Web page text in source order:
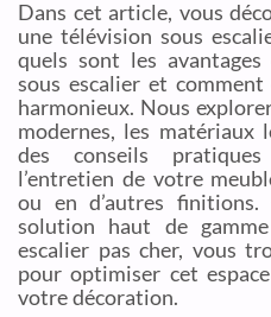
Dans cet article, vous
une télévision sous
quels sont les
sous escalier et
harmonieux. Nous
modernes, les matériaux
des conseils
l’entretien de votre
ou en d’autres
solution haut de
escalier pas cher, vous
pour optimiser cet
votre décoration.